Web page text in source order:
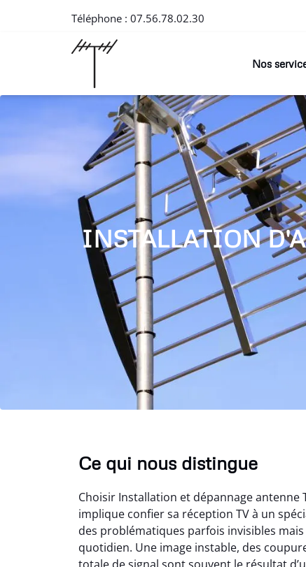
Téléphone : 07.56.78.02.30
Nos
INSTALLATION
Ce qui nous distingue
Choisir Installation et dépannage antenne
implique confier sa réception TV à un
des problématiques parfois invisibles
quotidien. Une image instable, des